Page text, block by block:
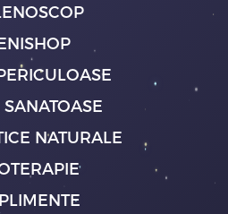
SANATOASE
NATURALE